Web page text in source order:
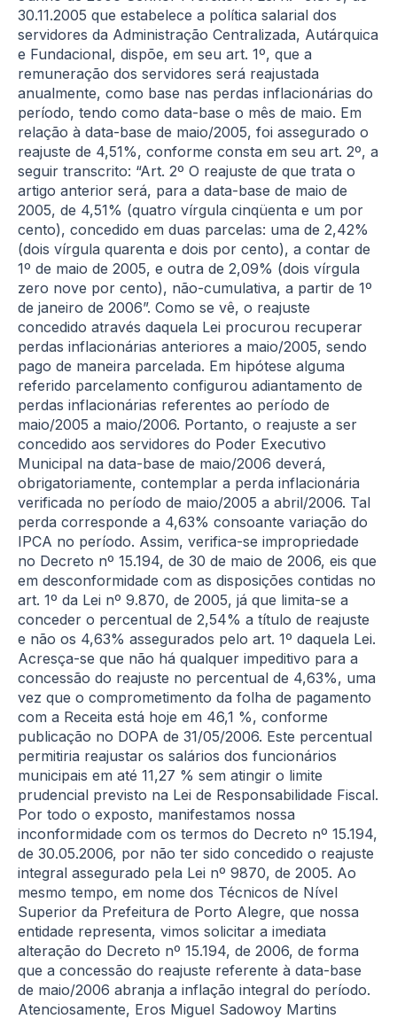
30.11.2005 que estabelece a política salarial dos
servidores da Administração Centralizada, Autárquica
e Fundacional, dispõe, em seu art. 1º, que a
remuneração dos servidores será reajustada
anualmente, como base nas perdas inflacionárias do
período, tendo como data-base o mês de maio. Em
relação à data-base de maio/2005, foi assegurado o
reajuste de 4,51%, conforme consta em seu art. 2º, a
seguir transcrito: “Art. 2º O reajuste de que trata o
artigo anterior será, para a data-base de maio de
2005, de 4,51% (quatro vírgula cinqüenta e um por
cento), concedido em duas parcelas: uma de 2,42%
(dois vírgula quarenta e dois por cento), a contar de
1º de maio de 2005, e outra de 2,09% (dois vírgula
zero nove por cento), não-cumulativa, a partir de 1º
de janeiro de 2006”. Como se vê, o reajuste
concedido através daquela Lei procurou recuperar
perdas inflacionárias anteriores a maio/2005, sendo
pago de maneira parcelada. Em hipótese alguma
referido parcelamento configurou adiantamento de
perdas inflacionárias referentes ao período de
maio/2005 a maio/2006. Portanto, o reajuste a ser
concedido aos servidores do Poder Executivo
Municipal na data-base de maio/2006 deverá,
obrigatoriamente, contemplar a perda inflacionária
verificada no período de maio/2005 a abril/2006. Tal
perda corresponde a 4,63% consoante variação do
IPCA no período. Assim, verifica-se impropriedade
no Decreto nº 15.194, de 30 de maio de 2006, eis que
em desconformidade com as disposições contidas no
art. 1º da Lei nº 9.870, de 2005, já que limita-se a
conceder o percentual de 2,54% a título de reajuste
e não os 4,63% assegurados pelo art. 1º daquela Lei.
Acresça-se que não há qualquer impeditivo para a
concessão do reajuste no percentual de 4,63%, uma
vez que o comprometimento da folha de pagamento
com a Receita está hoje em 46,1 %, conforme
publicação no DOPA de 31/05/2006. Este percentual
permitiria reajustar os salários dos funcionários
municipais em até 11,27 % sem atingir o limite
prudencial previsto na Lei de Responsabilidade Fiscal.
Por todo o exposto, manifestamos nossa
inconformidade com os termos do Decreto nº 15.194,
de 30.05.2006, por não ter sido concedido o reajuste
integral assegurado pela Lei nº 9870, de 2005. Ao
mesmo tempo, em nome dos Técnicos de Nível
Superior da Prefeitura de Porto Alegre, que nossa
entidade representa, vimos solicitar a imediata
alteração do Decreto nº 15.194, de 2006, de forma
que a concessão do reajuste referente à data-base
de maio/2006 abranja a inflação integral do período.
Atenciosamente, Eros Miguel Sadowoy Martins